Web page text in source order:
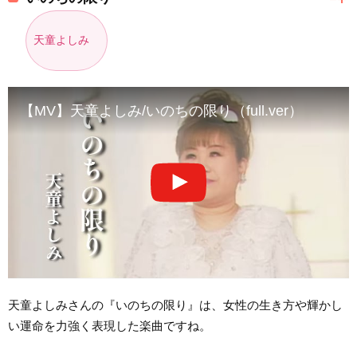
天童よしみ
【MV】天童よしみ/いのちの限り（full.ver）
天童よしみさんの『いのちの限り』は、女性の生き方や輝かし
い運命を力強く表現した楽曲ですね。